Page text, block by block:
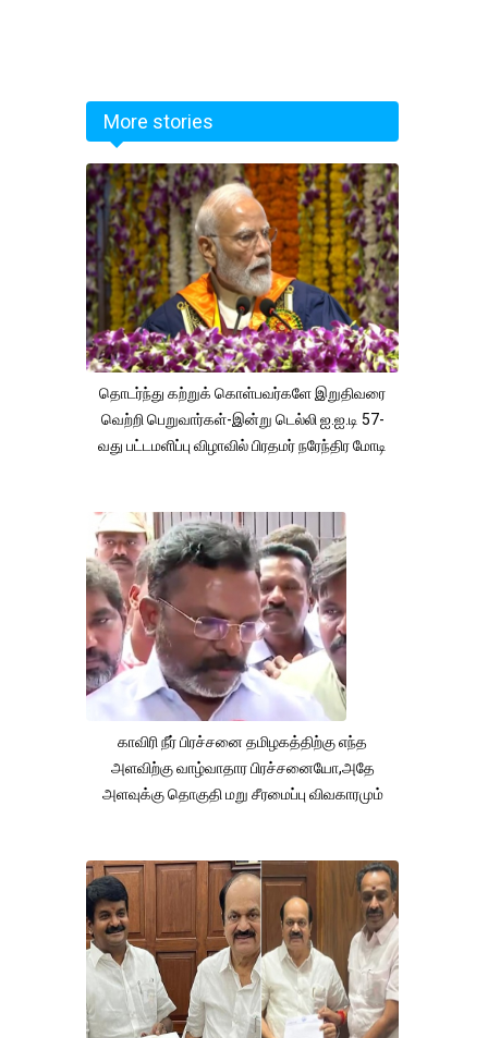
More stories
தொடர்ந்து கற்றுக் கொள்பவர்களே இறுதிவரை
வெற்றி பெறுவார்கள்-இன்று டெல்லி ஐ.ஐ.டி 57-
வது பட்டமளிப்பு விழாவில் பிரதமர் நரேந்திர மோடி
காவிரி நீர் பிரச்சனை தமிழகத்திற்கு எந்த
அளவிற்கு வாழ்வாதார பிரச்சனையோ,அதே
அளவுக்கு தொகுதி மறு சீரமைப்பு விவகாரமும்